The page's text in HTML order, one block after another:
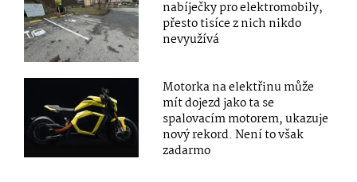
nabíječky pro elektromobily,
přesto tisíce z nich nikdo
nevyužívá
Motorka na elektřinu může
mít dojezd jako ta se
spalovacím motorem, ukazuje
nový rekord. Není to však
zadarmo